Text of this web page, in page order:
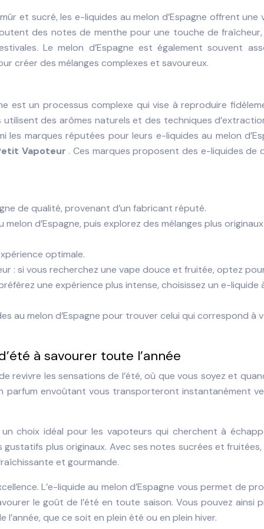
et sucré, les e-liquides au melon d’Espagne offrent une
des notes de menthe pour une touche de
Le melon d’Espagne est également souvent
créer des mélanges complexes et savoureux.
est un processus complexe qui vise à reproduire
des arômes naturels et des techniques
les marques réputées pour leurs e-liquides au melon
Vapoteur . Ces marques proposent des e-liquides de
de qualité, provenant d’un fabricant réputé.
d’Espagne, puis explorez des mélanges plus
optimale.
: si vous recherchez une vape douce et fruitée, optez
une expérience plus intense, choisissez un e-liquide
au melon d’Espagne pour trouver celui qui correspond à
à savourer toute l’année
revivre les sensations de l’été, où que vous soyez et
parfum envoûtant vous transporteront instantanément
un choix idéal pour les vapoteurs qui cherchent à
plus originaux. Avec ses notes sucrées et
et gourmande.
L’e-liquide au melon d’Espagne vous permet de
le goût de l’été en toute saison. Vous pouvez ainsi
l’année, que ce soit en plein été ou en plein hiver.